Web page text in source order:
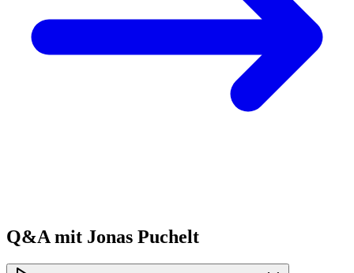
Q&A mit Jonas Puchelt